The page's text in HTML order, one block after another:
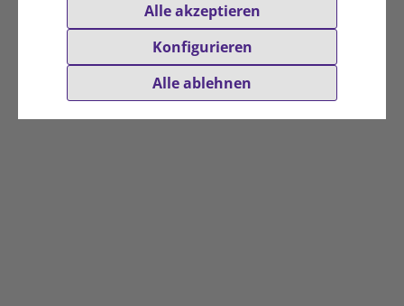
Alle akzeptieren
Konfigurieren
Alle ablehnen